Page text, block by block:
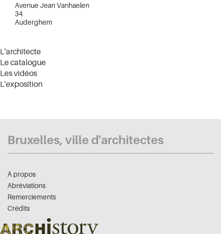
Avenue Jean Vanhaelen
34
Auderghem
L'architecte
Le catalogue
Les vidéos
L'exposition
Bruxelles, ville d'architectes
À propos
Abréviations
Remerciements
Crédits